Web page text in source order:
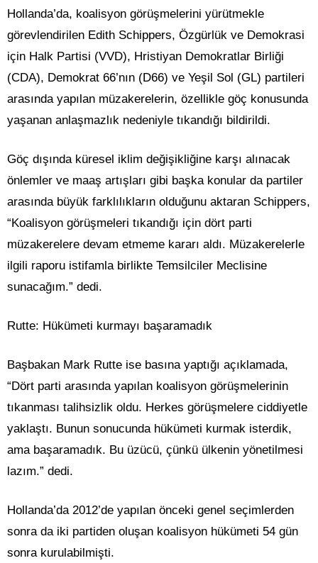
Hollanda’da, koalisyon görüşmelerini yürütmekle
görevlendirilen Edith Schippers, Özgürlük ve Demokrasi
için Halk Partisi (VVD), Hristiyan Demokratlar Birliği
(CDA), Demokrat 66’nın (D66) ve Yeşil Sol (GL) partileri
arasında yapılan müzakerelerin, özellikle göç konusunda
yaşanan anlaşmazlık nedeniyle tıkandığı bildirildi.
Göç dışında küresel iklim değişikliğine karşı alınacak
önlemler ve maaş artışları gibi başka konular da partiler
arasında büyük farklılıkların olduğunu aktaran Schippers,
“Koalisyon görüşmeleri tıkandığı için dört parti
müzakerelere devam etmeme kararı aldı. Müzakerelerle
ilgili raporu istifamla birlikte Temsilciler Meclisine
sunacağım.” dedi.
Rutte: Hükümeti kurmayı başaramadık
Başbakan Mark Rutte ise basına yaptığı açıklamada,
“Dört parti arasında yapılan koalisyon görüşmelerinin
tıkanması talihsizlik oldu. Herkes görüşmelere ciddiyetle
yaklaştı. Bunun sonucunda hükümeti kurmak isterdik,
ama başaramadık. Bu üzücü, çünkü ülkenin yönetilmesi
lazım.” dedi.
Hollanda’da 2012’de yapılan önceki genel seçimlerden
sonra da iki partiden oluşan koalisyon hükümeti 54 gün
sonra kurulabilmişti.